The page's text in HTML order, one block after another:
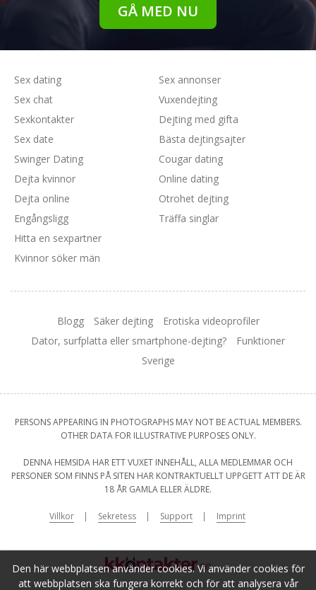
GÅ MED NU
Den här webbplatsen använder cookies. Vi använder cookies för
att webbplatsen ska fungera korrekt och för att analysera vår
Sex dating
Sex chat
Sexkontakter
Sex date
Swinger Dating
Sex annonser
Vuxendejting
Dejting med gifta
Bästa dejtingsajter
Cougar dating
Dejta kvinnor
Dejta online
Engångsligg
Hitta en sexpartner
Kvinnor söker män
Online dating
Otrohet dejting
Träffa singlar
Blogg Säker dejting
Erotiska videoprofiler
Dator, surfplatta eller smartphone-dejting?
Funktioner
Sverige
PERSONS APPEARING IN PHOTOGRAPHS MAY NOT BE ACTUAL MEMBERS.
OTHER DATA FOR ILLUSTRATIVE PURPOSES ONLY.
DENNA HEMSIDA HAR ETT VUXET INNEHÅLL, ALLA MEDLEMMAR OCH
PERSONER SOM FINNS PÅ SITEN HAR KONTRAKTUELLT UPPGETT ATT DE ÄR
18 ÅR GAMLA ELLER ÄLDRE.
Villkor Sekretess Support Imprint